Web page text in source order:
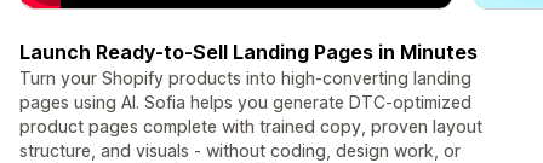
Launch Ready-to-Sell Landing Pages in Minutes
Turn your Shopify products into high-converting landing
pages using AI. Sofia helps you generate DTC-optimized
product pages complete with trained copy, proven layout
structure, and visuals - without coding, design work, or